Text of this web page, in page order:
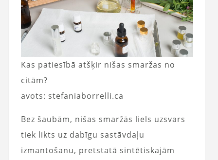
Kas patiesībā atšķir nišas smaržas no
citām?
avots: stefaniaborrelli.ca
Bez šaubām, nišas smaržās liels uzsvars
tiek likts uz dabīgu sastāvdaļu
izmantošanu, pretstatā sintētiskajām